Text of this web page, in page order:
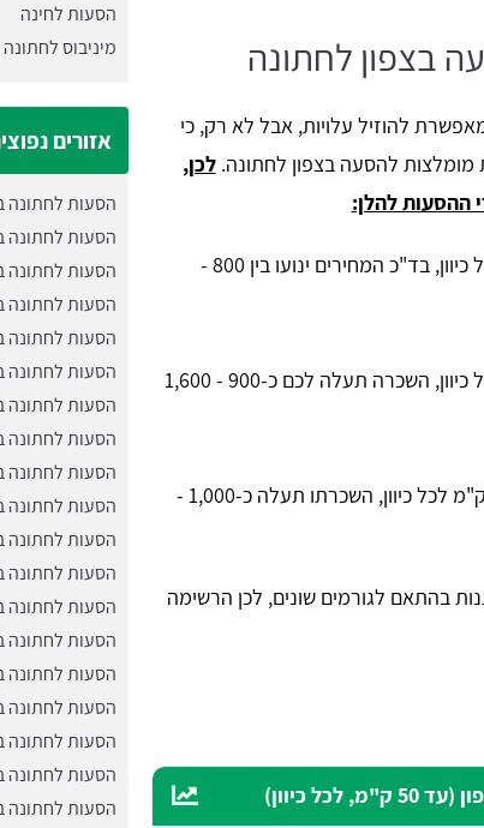
בצפון לחתונה
להוזיל עלויות, אבל לא רק, כי
מומלצות להסעה בצפון לחתונה.לכן,
ההסעות להלן:
עד 50 ק"מ לכל כיוון, בד"כ המחירים ינועו בין 800 -
עד 50 ק"מ לכל כיוון, השכרה תעלה לכם כ-900 - 1,600
עד 50 ק"מ לכל כיוון, השכרתו תעלה כ-1,000 -
בהתאם לגורמים שונים, לכן הרשימה
כיוון)
הסעות לחינה
מיניבוס לחתונה
אזורים
הסעות לחתונה
הסעות לחתונה
הסעות לחתונה
הסעות לחתונה
הסעות לחתונה
הסעות
הסעות לחתונה
הסעות לחתונה
הסעות לחתונה
הסעות לחתונה
הסעות לחתונה
הסעות לחתונה
הסעות לחתונה
הסעות לחתונה
הסעות לחתונה
הסעות לחתונה
הסעות לחתונה
הסעות לחתונה
הסעות לחתונה